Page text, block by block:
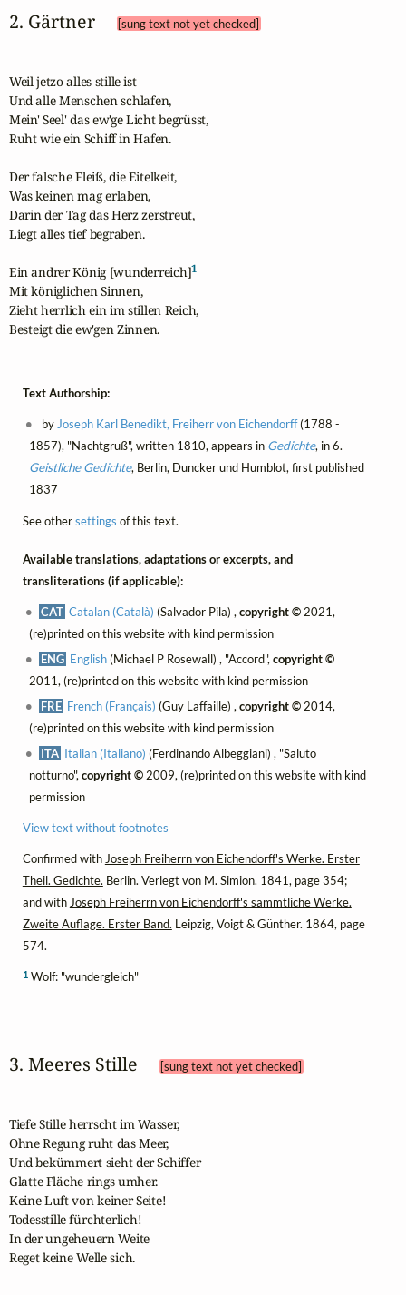
2. Gärtner [sung text not yet checked]
Weil jetzo alles stille ist
Und alle Menschen schlafen,
Mein' Seel' das ew'ge Licht begrüsst,
Ruht wie ein Schiff in Hafen.
Der falsche Fleiß, die Eitelkeit,
Was keinen mag erlaben,
Darin der Tag das Herz zerstreut,
Liegt alles tief begraben.
Ein andrer König [wunderreich]1
Mit königlichen Sinnen,
Zieht herrlich ein im stillen Reich,
Besteigt die ew'gen Zinnen.
Text Authorship:
byJoseph Karl Benedikt, Freiherr von Eichendorff(1788 -
1857), "Nachtgruß", written 1810, appears in Gedichte, in 6.
Geistliche Gedichte, Berlin, Duncker und Humblot, first published
1837
See othersettings of this text.
Available translations, adaptations or excerpts, and
transliterations (if applicable):
CAT Catalan (Català) (Salvador Pila) ,copyright © 2021,
(re)printed on this website with kind permission
ENG English(Michael P Rosewall) , "Accord",copyright ©
2011, (re)printed on this website with kind permission
FRE French (Français) (Guy Laffaille) ,copyright © 2014,
(re)printed on this website with kind permission
ITA Italian (Italiano) (Ferdinando Albeggiani) , "Saluto
notturno", copyright ©2009, (re)printed on this website with kind
permission
View text without footnotes
Confirmed withJoseph Freiherrn von Eichendorff's Werke. Erster
Theil. Gedichte. Berlin. Verlegt von M. Simion. 1841, page 354;
and withJoseph Freiherrn von Eichendorff's sämmtliche Werke.
Zweite Auflage. Erster Band. Leipzig, Voigt & Günther. 1864, page
574.
1Wolf: "wundergleich"
3. Meeres Stille [sung text not yet checked]
Tiefe Stille herrscht im Wasser,
Ohne Regung ruht das Meer,
Und bekümmert sieht der Schiffer
Glatte Fläche rings umher.
Keine Luft von keiner Seite!
Todesstille fürchterlich!
In der ungeheuern Weite
Reget keine Welle sich.